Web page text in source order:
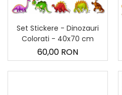
Set Stickere - Dinozauri
Colorati - 40x70 cm
60,00 RON